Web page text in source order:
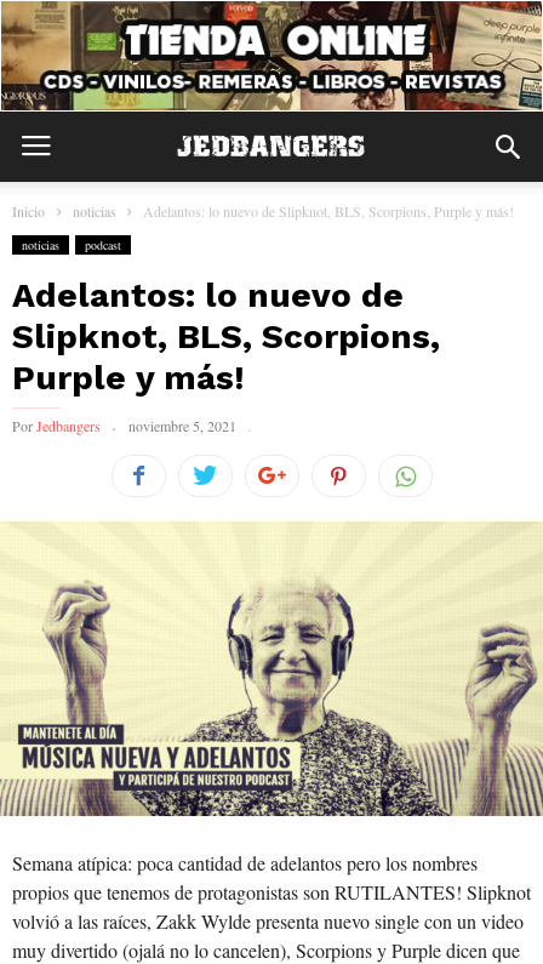
Inicio noticias Adelantos: lo nuevo de Slipknot, BLS, Scorpions, Purple y más!
noticias podcast
Adelantos: lo nuevo de
Slipknot, BLS, Scorpions,
Purple y más!
PorJedbangers noviembre 5, 2021
Semana atípica: poca cantidad de adelantos pero los nombres
propios que tenemos de protagonistas son RUTILANTES! Slipknot
volvió a las raíces, Zakk Wylde presenta nuevo single con un video
muy divertido (ojalá no lo cancelen), Scorpions y Purple dicen que